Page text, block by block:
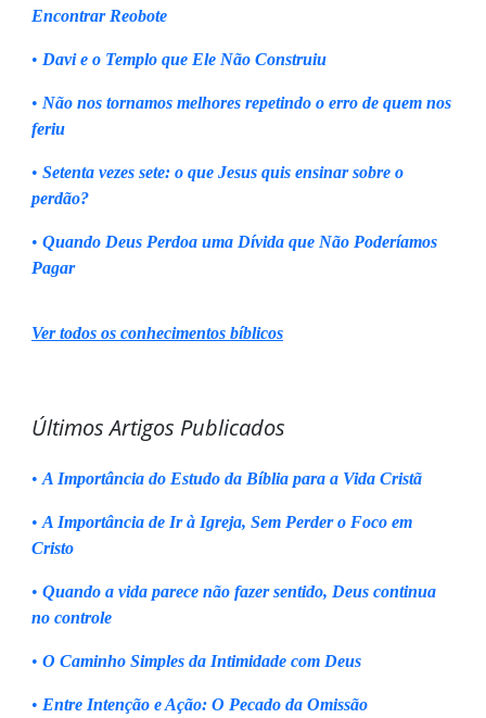
Encontrar Reobote
• Davi e o Templo que Ele Não Construiu
• Não nos tornamos melhores repetindo o erro de quem nos
feriu
• Setenta vezes sete: o que Jesus quis ensinar sobre o
perdão?
• Quando Deus Perdoa uma Dívida que Não Poderíamos
Pagar
Ver todos os conhecimentos bíblicos
Últimos Artigos Publicados
• A Importância do Estudo da Bíblia para a Vida Cristã
• A Importância de Ir à Igreja, Sem Perder o Foco em
Cristo
• Quando a vida parece não fazer sentido, Deus continua
no controle
• O Caminho Simples da Intimidade com Deus
• Entre Intenção e Ação: O Pecado da Omissão